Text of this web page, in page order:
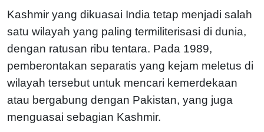
Kashmir yang dikuasai India tetap menjadi salah
satu wilayah yang paling termiliterisasi di dunia,
dengan ratusan ribu tentara. Pada 1989,
pemberontakan separatis yang kejam meletus di
wilayah tersebut untuk mencari kemerdekaan
atau bergabung dengan Pakistan, yang juga
menguasai sebagian Kashmir.